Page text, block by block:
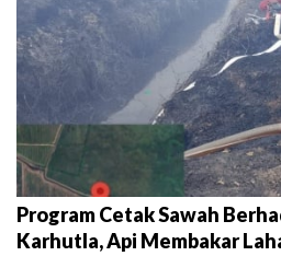
Program Cetak Sawah
Karhutla, Api Membakar